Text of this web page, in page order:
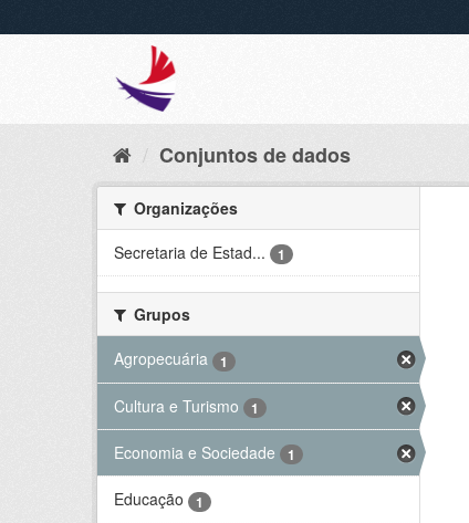
Conjuntos de dados
Organizações
Secretaria de Estad...
1
Grupos
Agropecuária
1
Cultura e Turismo 1
Economia e Sociedade 1
Educação 1